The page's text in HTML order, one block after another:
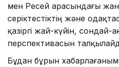
мен Ресей арасындағы
серіктестіктің және
қазіргі жай-күйін, сондай-
перспективасын
Бұдан бұрын